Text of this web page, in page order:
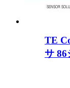
TE
サ 86